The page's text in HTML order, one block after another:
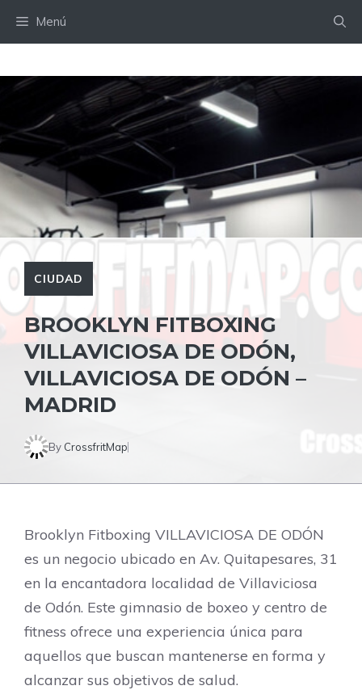
Menú
CIUDAD
BROOKLYN FITBOXING
VILLAVICIOSA DE ODÓN,
VILLAVICIOSA DE ODÓN –
MADRID
By CrossfritMap
Brooklyn Fitboxing VILLAVICIOSA DE ODÓN
es un negocio ubicado en Av. Quitapesares, 31
en la encantadora localidad de Villaviciosa
de Odón. Este gimnasio de boxeo y centro de
fitness ofrece una experiencia única para
aquellos que buscan mantenerse en forma y
alcanzar sus objetivos de salud.